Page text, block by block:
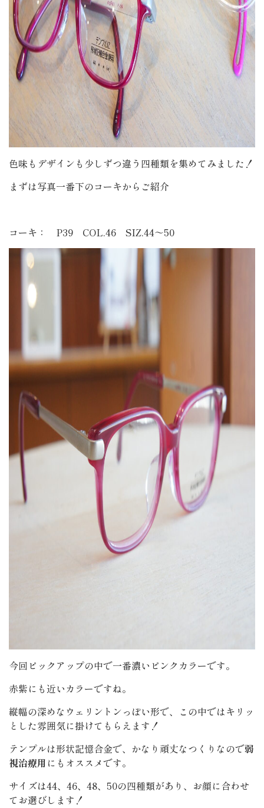
色味もデザインも少しずつ違う四種類を集めてみました！
まずは写真一番下のコーキからご紹介
コーキ： P39 COL.46 SIZ.44～50
今回ピックアップの中で一番濃いピンクカラーです。
赤紫にも近いカラーですね。
縦幅の深めなウェリントンっぽい形で、この中ではキリッ
とした雰囲気に掛けてもらえます！
テンプルは形状記憶合金で、かなり頑丈なつくりなので弱
視治療用 にもオススメです。
サイズは44、46、48、50の四種類があり、お顔に合わせ
てお選びします！